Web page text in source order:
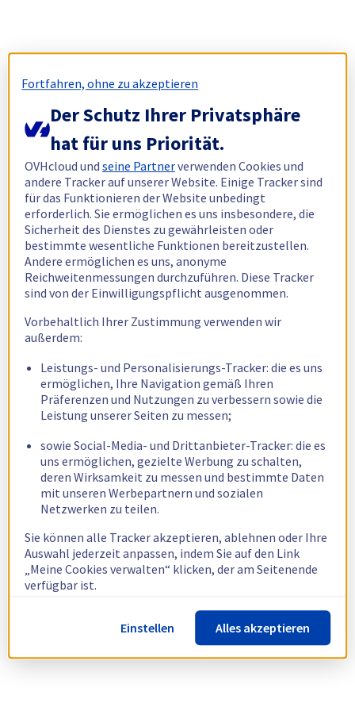
Fortfahren, ohne zu akzeptieren
Der Schutz Ihrer Privatsphäre
hat für uns Priorität.
OVHcloud undseine Partnerverwenden Cookies und
andere Tracker auf unserer Website. Einige Tracker sind
für das Funktionieren der Website unbedingt
erforderlich. Sie ermöglichen es uns insbesondere, die
Sicherheit des Dienstes zu gewährleisten oder
bestimmte wesentliche Funktionen bereitzustellen.
Andere ermöglichen es uns, anonyme
Reichweitenmessungen durchzuführen. Diese Tracker
sind von der Einwilligungspflicht ausgenommen.
Vorbehaltlich Ihrer Zustimmung verwenden wir
außerdem:
Leistungs- und Personalisierungs-Tracker: die es uns
ermöglichen, Ihre Navigation gemäß Ihren
Präferenzen und Nutzungen zu verbessern sowie die
Leistung unserer Seiten zu messen;
sowie Social-Media- und Drittanbieter-Tracker: die es
uns ermöglichen, gezielte Werbung zu schalten,
deren Wirksamkeit zu messen und bestimmte Daten
mit unseren Werbepartnern und sozialen
Netzwerken zu teilen.
Sie können alle Tracker akzeptieren, ablehnen oder Ihre
Auswahl jederzeit anpassen, indem Sie auf den Link
„Meine Cookies verwalten“ klicken, der am Seitenende
verfügbar ist.
Weitere Informationen finden Sie in unsererRichtlinie
zur Verwendung von Cookies.
Einstellen Alles akzeptieren